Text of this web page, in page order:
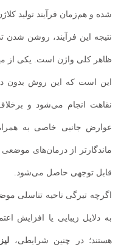
شده و هم‌زمان فرآیند تولید
نتیجه این فرآیند، روشن
ظاهر کلی واژن است. یکی از
این است که این روش بدون
نقاهت انجام می‌شود و
عوارض جانبی خاصی به همراه
ماندگارتر از درمان‌های
قابل توجهی حاصل می‌شود.
اگرچه تیرگی ناحیه تناسلی
به دلایل زیبایی یا افزایش
هستند؛ در چنین شرایطی،